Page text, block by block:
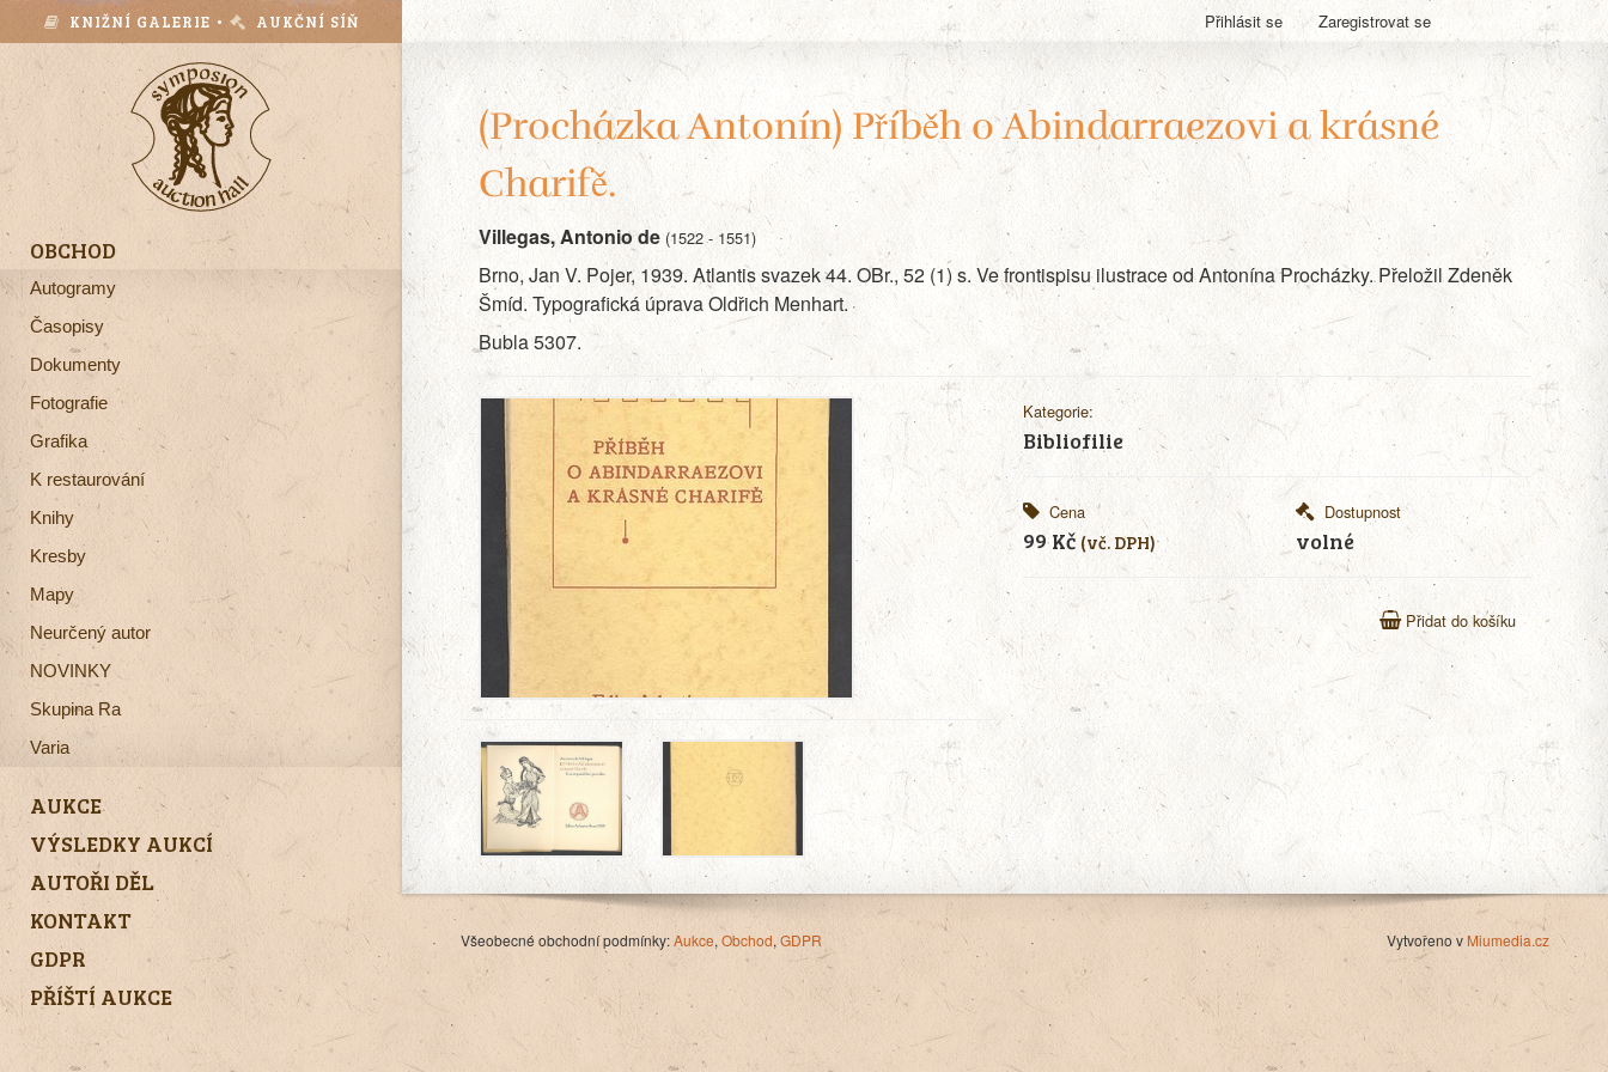
KNIŽNÍ GALERIE • AUKČNÍ SÍŇ
OBCHOD
Autogramy
Časopisy
Dokumenty
Fotografie
Grafika
K restaurování
Knihy
Kresby
Mapy
Neurčený autor
NOVINKY
Skupina Ra
Varia
AUKCE
VÝSLEDKY AUKCÍ
AUTOŘI DĚL
KONTAKT
GDPR
PŘÍŠTÍ AUKCE
Přihlásit se Zaregistrovat se
(Procházka Antonín) Příběh o Abindarraezovi a krásné
Charifě.
Villegas, Antonio de (1522 - 1551)
Brno, Jan V. Pojer, 1939. Atlantis svazek 44. OBr., 52 (1) s. Ve frontispisu ilustrace od Antonína Procházky. Přeložil Zdeněk
Šmíd. Typografická úprava Oldřich Menhart.
Bubla 5307.
Kategorie:
Bibliofilie
Cena
99 Kč (vč. DPH)
Dostupnost
volné
Přidat do košíku
Všeobecné obchodní podmínky:Aukce, Obchod, GDPR Vytvořeno v Miumedia.cz